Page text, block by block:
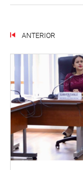
ANTERIOR